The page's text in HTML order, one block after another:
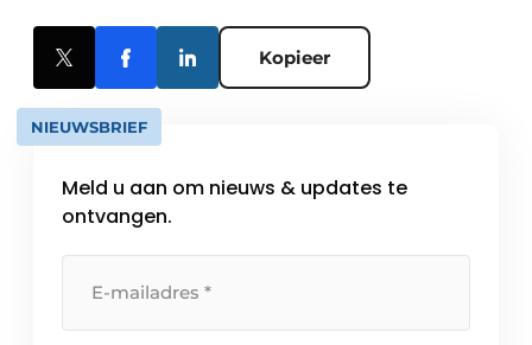
Kopieer
NIEUWSBRIEF
Meld u aan om nieuws & updates te
ontvangen.